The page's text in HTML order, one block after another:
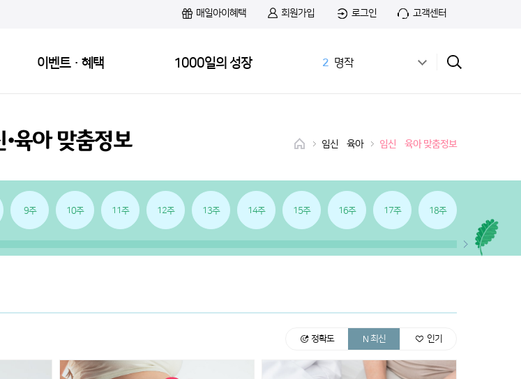
매일아이혜택 회원가입 로그인 고객센터
이벤트·혜택 1000일의 성장
2 명작
7 스푼
9 첫우유
10 맘마밀
임신•육아 임신•육아 맞춤정보
9주 10주 11주 12주 13주 14주 15주 16주 17주 18주
정확도 최신 인기